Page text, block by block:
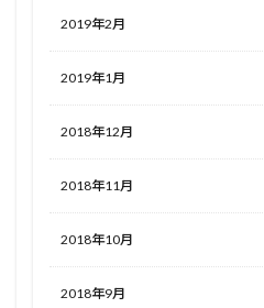
2019年2月
2019年1月
2018年12月
2018年11月
2018年10月
2018年9月